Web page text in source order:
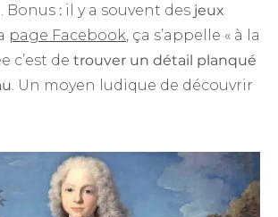
Bonus : il y a souvent des jeux
page Facebook , ça s’appelle « à la
c’est de trouver un détail planqué
. Un moyen ludique de découvrir